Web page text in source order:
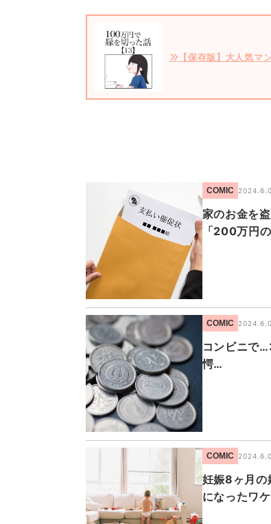
【保存版】大人気マ
COMIC
家のお金を
「200万円の
COMIC
コンビニで
愕…
COMIC
妊娠8ヶ月の
になったワケ